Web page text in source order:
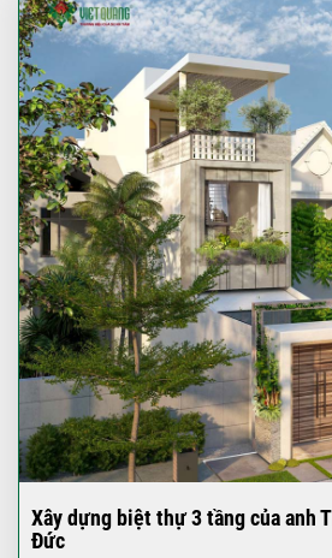
Xây dựng biệt thự 3 tầng của anh
Đức